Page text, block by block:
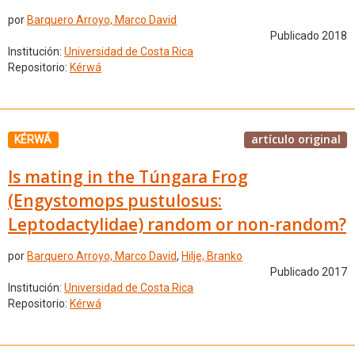
por Barquero Arroyo, Marco David
Publicado 2018
Institución: Universidad de Costa Rica
Repositorio: Kérwá
KÉRWÁ artículo original
Is mating in the Túngara Frog
(Engystomops pustulosus:
Leptodactylidae) random or non-random?
por Barquero Arroyo, Marco David, Hilje, Branko
Publicado 2017
Institución: Universidad de Costa Rica
Repositorio: Kérwá